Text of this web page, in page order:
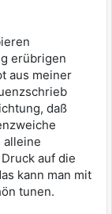
erübrigen
aus meiner
daß
alleine
auf die
kann man mit
tunen.